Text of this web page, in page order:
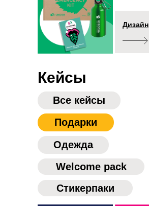
Дизайн
Кейсы
Все кейсы
Одежда
Welcome pack
Cтикерпаки
Подарки